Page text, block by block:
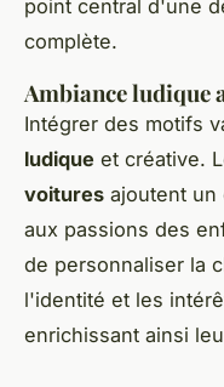
point central d'une
complète.
Ambiance ludique
Intégrer des motifs
ludique et créative.
voitures ajoutent un
aux passions des
de personnaliser la
l'identité et les
enrichissant ainsi